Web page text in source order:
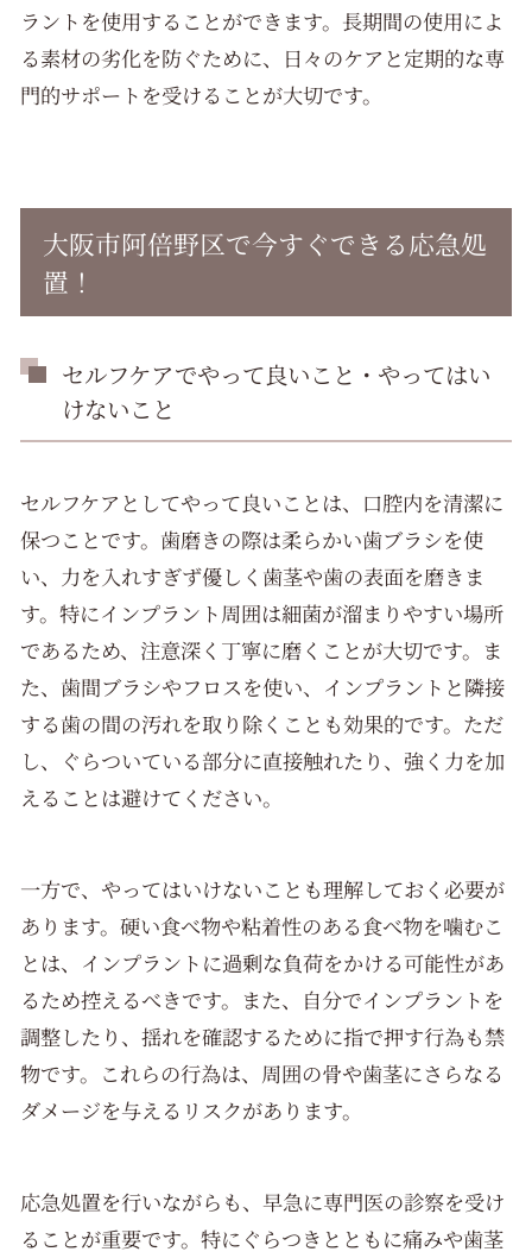
ラントを使用することができます。長期間の使用によ
る素材の劣化を防ぐために、日々のケアと定期的な専
門的サポートを受けることが大切です。
大阪市阿倍野区で今すぐできる応急処
置！
セルフケアでやって良いこと・やってはい
けないこと
セルフケアとしてやって良いことは、口腔内を清潔に
保つことです。歯磨きの際は柔らかい歯ブラシを使
い、力を入れすぎず優しく歯茎や歯の表面を磨きま
す。特にインプラント周囲は細菌が溜まりやすい場所
であるため、注意深く丁寧に磨くことが大切です。ま
た、歯間ブラシやフロスを使い、インプラントと隣接
する歯の間の汚れを取り除くことも効果的です。ただ
し、ぐらついている部分に直接触れたり、強く力を加
えることは避けてください。
一方で、やってはいけないことも理解しておく必要が
あります。硬い食べ物や粘着性のある食べ物を噛むこ
とは、インプラントに過剰な負荷をかける可能性があ
るため控えるべきです。また、自分でインプラントを
調整したり、揺れを確認するために指で押す行為も禁
物です。これらの行為は、周囲の骨や歯茎にさらなる
ダメージを与えるリスクがあります。
応急処置を行いながらも、早急に専門医の診察を受け
ることが重要です。特にぐらつきとともに痛みや歯茎